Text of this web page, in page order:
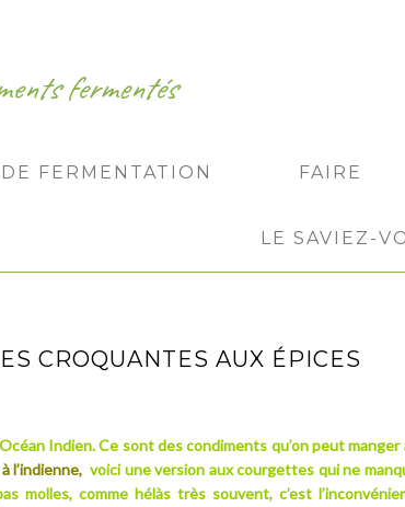
fermentés
DE FERMENTATION FAIRE
LE SAVIEZ-
CROQUANTES AUX ÉPICES
Indien. Ce sont des condiments qu’on peut manger
l’indienne, voici une version aux courgettes qui ne
molles, comme hélàs très souvent, c’est